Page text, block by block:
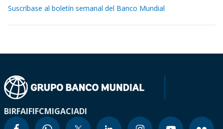
Suscríbase al boletín semanal del Banco Mundial
BIRFAIFIFCMIGACIADI